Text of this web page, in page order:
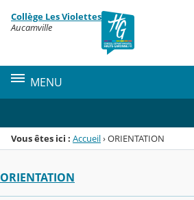
Menu de la rubrique
Contenu
Collège Les Violettes
Aucamville
MENU
Vous êtes ici : Accueil›ORIENTATION
ORIENTATION